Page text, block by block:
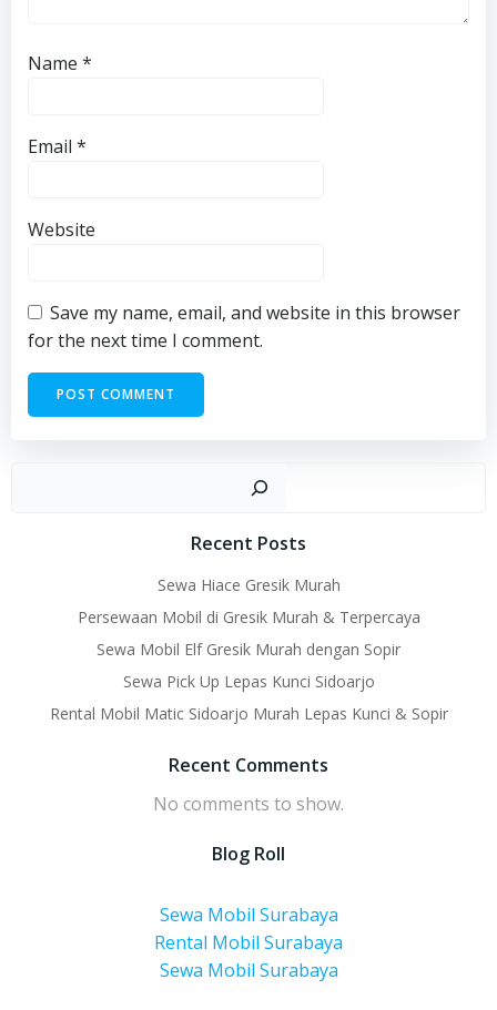
Name *
Email *
Website
Save my name, email, and website in this browser
for the next time I comment.
Recent Posts
Sewa Hiace Gresik Murah
Persewaan Mobil di Gresik Murah & Terpercaya
Sewa Mobil Elf Gresik Murah dengan Sopir
Sewa Pick Up Lepas Kunci Sidoarjo
Rental Mobil Matic Sidoarjo Murah Lepas Kunci & Sopir
Recent Comments
No comments to show.
Blog Roll
Sewa Mobil Surabaya
Rental Mobil Surabaya
Sewa Mobil Surabaya